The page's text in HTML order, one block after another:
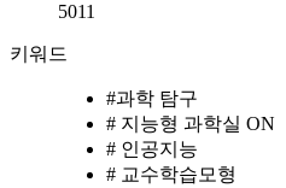
5011
키워드
#과학 탐구
# 지능형 과학실 ON
# 인공지능
# 교수학습모형